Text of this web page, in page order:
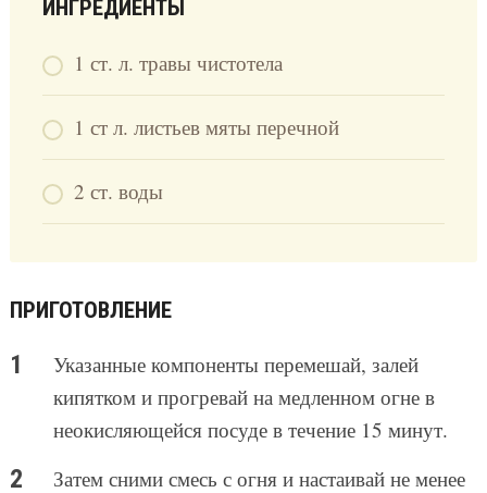
ИНГРЕДИЕНТЫ
1 ст. л. травы чистотела
1 ст л. листьев мяты перечной
2 ст. воды
ПРИГОТОВЛЕНИЕ
Указанные компоненты перемешай, залей
кипятком и прогревай на медленном огне в
неокисляющейся посуде в течение 15 минут.
Затем сними смесь с огня и настаивай не менее